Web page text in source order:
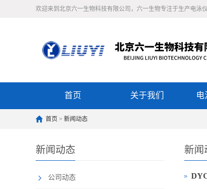
欢迎来到北京六一生物科技有限公司，六一生物专注于生产电
首页 关于我们 电
首页 > 新闻动态
新闻动态
公司动态
新闻